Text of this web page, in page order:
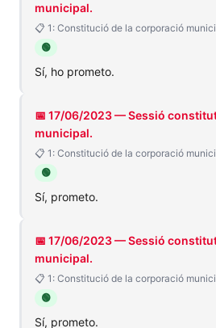
municipal.
📋 1: Constitució de la corporació
🟢
Sí, ho prometo.
📅 17/06/2023 — Sessió
municipal.
📋 1: Constitució de la corporació
🟢
Sí, prometo.
📅 17/06/2023 — Sessió
municipal.
📋 1: Constitució de la corporació
🟢
Sí, prometo.